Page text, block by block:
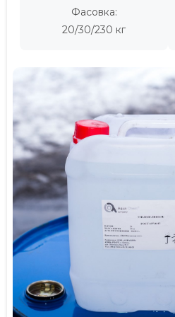
Фасовка:
20/30/230 кг